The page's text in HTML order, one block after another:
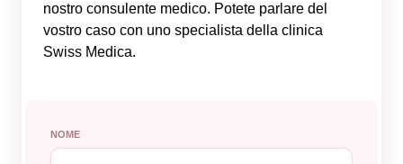
nostro consulente medico. Potete parlare del
vostro caso con uno specialista della clinica
Swiss Medica.
NOME